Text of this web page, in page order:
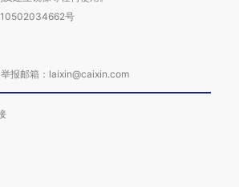
号
报邮箱：laixin@caixin.com